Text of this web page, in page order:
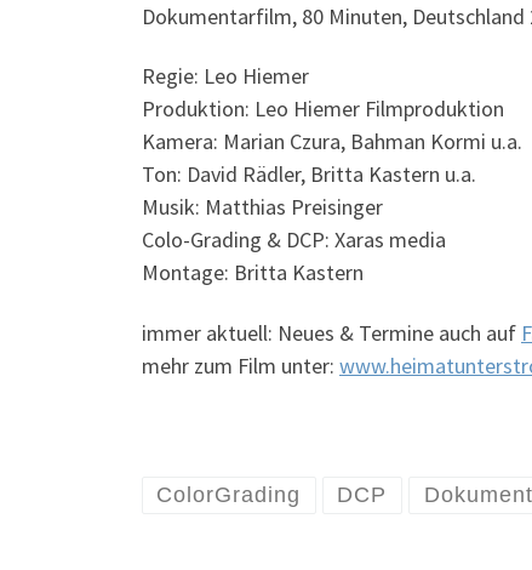
Dokumentarfilm, 80 Minuten, Deutschland
Regie: Leo Hiemer
Produktion: Leo Hiemer Filmproduktion
Kamera: Marian Czura, Bahman Kormi u.a.
Ton: David Rädler, Britta Kastern u.a.
Musik: Matthias Preisinger
Colo-Grading & DCP: Xaras media
Montage: Britta Kastern
immer aktuell: Neues & Termine auch auf
mehr zum Film unter:
ColorGrading DCP